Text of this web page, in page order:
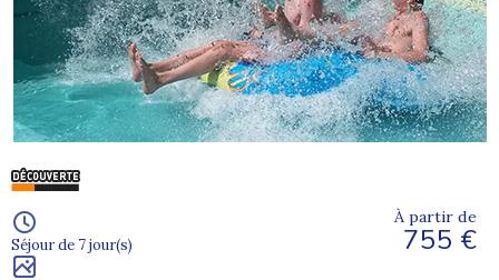
Séjour de 7 jour(s)
À partir de
755 €